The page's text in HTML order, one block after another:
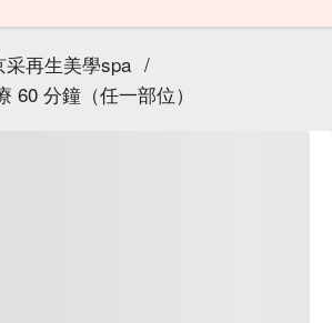
采再生美學spa /
60 分鐘（任一部位）